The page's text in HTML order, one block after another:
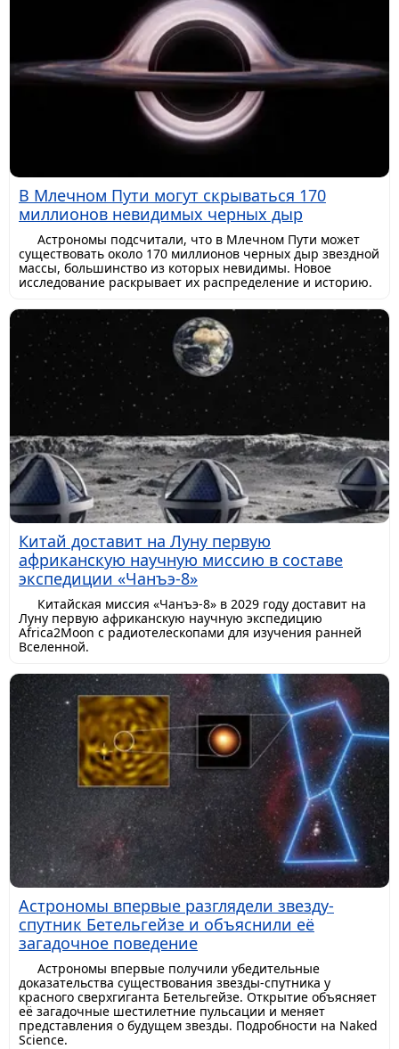
В Млечном Пути могут скрываться 170
миллионов невидимых черных дыр
Астрономы подсчитали, что в Млечном Пути может
существовать около 170 миллионов черных дыр звездной
массы, большинство из которых невидимы. Новое
исследование раскрывает их распределение и историю.
Китай доставит на Луну первую
африканскую научную миссию в составе
экспедиции «Чанъэ-8»
Китайская миссия «Чанъэ-8» в 2029 году доставит на
Луну первую африканскую научную экспедицию
Africa2Moon с радиотелескопами для изучения ранней
Вселенной.
Астрономы впервые разглядели звезду-
спутник Бетельгейзе и объяснили её
загадочное поведение
Астрономы впервые получили убедительные
доказательства существования звезды-спутника у
красного сверхгиганта Бетельгейзе. Открытие объясняет
её загадочные шестилетние пульсации и меняет
представления о будущем звезды. Подробности на Naked
Science.